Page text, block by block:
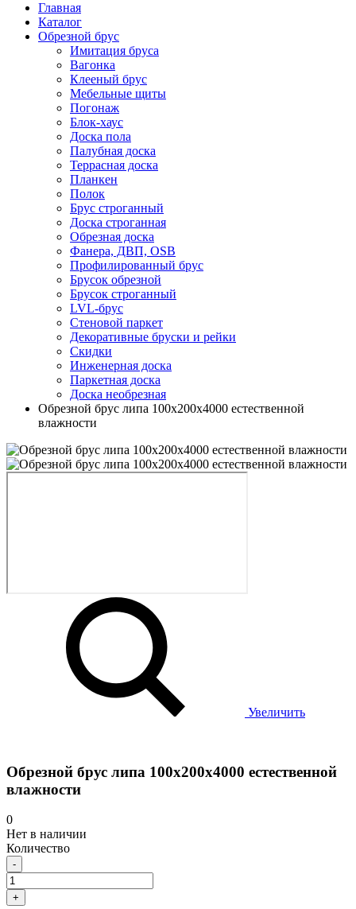
Главная
Каталог
Обрезной брус
Имитация бруса
Вагонка
Клееный брус
Мебельные щиты
Погонаж
Блок-хаус
Доска пола
Палубная доска
Террасная доска
Планкен
Полок
Брус строганный
Доска строганная
Обрезная доска
Фанера, ДВП, OSB
Профилированный брус
Брусок обрезной
Брусок строганный
LVL-брус
Стеновой паркет
Декоративные бруски и рейки
Скидки
Инженерная доска
Паркетная доска
Доска необрезная
Обрезной брус липа 100х200х4000 естественной
влажности
Увеличить
Обрезной брус липа 100х200х4000 естественной
влажности
0
Нет в наличии
Количество
-
+